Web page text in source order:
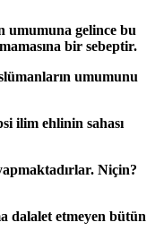
umumuna gelince bu
bir sebeptir.
umumunu
ilim ehlinin sahası
Niçin?
dalalet etmeyen bütün